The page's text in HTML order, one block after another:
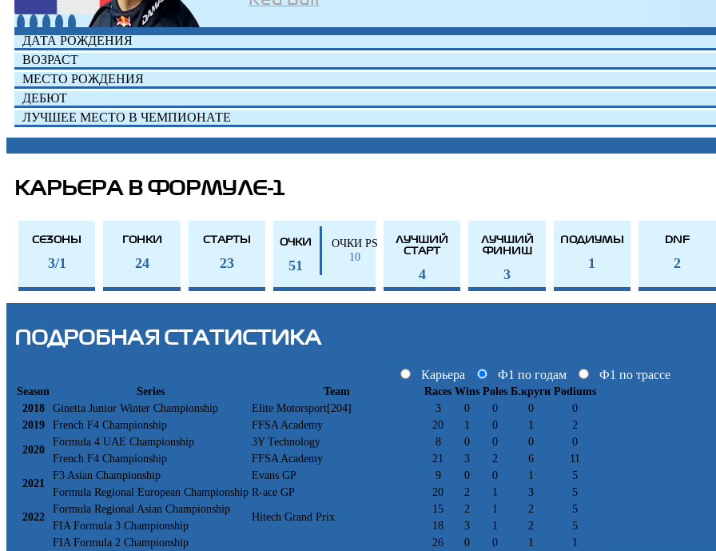
ДАТА РОЖДЕНИЯ
ВОЗРАСТ
МЕСТО РОЖДЕНИЯ
ДЕБЮТ
ЛУЧШЕЕ МЕСТО В ЧЕМПИОНАТЕ
КАРЬЕРА В ФОРМУЛЕ-1
СЕЗОНЫ
3/1
ГОНКИ
24
СТАРТЫ
23
ОЧКИ
51
ОЧКИ PS
10
ЛУЧШИЙ
СТАРТ
4
ЛУЧШИЙ
ФИНИШ
3
ПОДИУМЫ
1
DNF
2
ПОДРОБНАЯ СТАТИСТИКА
Карьера Ф1 по годам Ф1 по трассе
Season Series Team Races Wins Poles Б.круги Podiums
2018
Ginetta Junior Winter Championship Elite Motorsport[204] 3 0 0 0
0
2019
French F4 Championship FFSA Academy 20 1 0 1
2
2020
Formula 4 UAE Championship 3Y Technology 8 0 0 0
0
French F4 Championship
FFSA Academy 21 3 2 6
11
2021
F3 Asian Championship Evans GP 9 0 0 1
5
Formula Regional European Championship R-ace GP 20 2 1 3
5
2022
Formula Regional Asian Championship
Hitech Grand Prix
15 2 1 2
5
FIA Formula 3 Championship
18 3 1 2 5
FIA Formula 2 Championship 26 0 0 1 1